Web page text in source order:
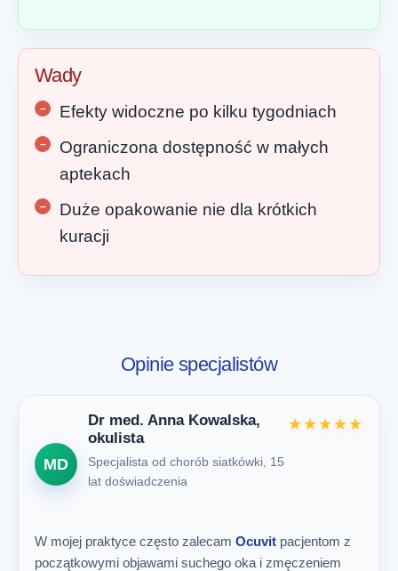
Wady
Efekty widoczne po kilku tygodniach
Ograniczona dostępność w małych
aptekach
Duże opakowanie nie dla krótkich
kuracji
Opinie specjalistów
MD
Dr med. Anna Kowalska,
okulista
Specjalista od chorób siatkówki, 15
lat doświadczenia
★★★★★
W mojej praktyce często zalecam Ocuvit pacjentom z
początkowymi objawami suchego oka i zmęczeniem